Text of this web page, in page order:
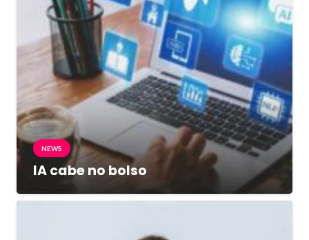
NEWS
IA cabe no bolso